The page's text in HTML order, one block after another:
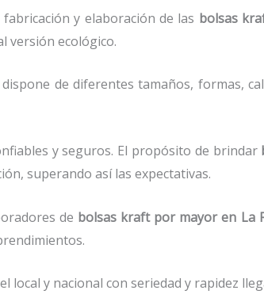
y elaboración de las bolsas
versión ecológico.
dispone de diferentes tamaños, formas,
y seguros. El propósito de brindar
superando así las expectativas.
de bolsas kraft por mayor en La
y nacional con seriedad y rapidez